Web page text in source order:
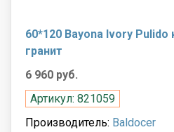
60*120 Bayona Ivory Pulido
гранит
6 960 руб.
Артикул: 821059
Производитель: Baldocer